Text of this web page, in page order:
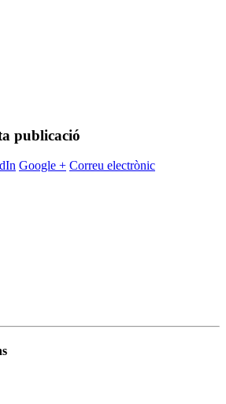
publicació
Google + Correu electrònic